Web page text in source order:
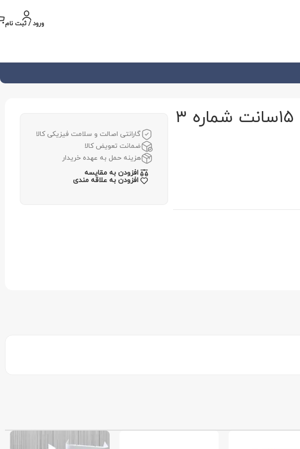
ورود / ثبت نام
گارانتی اصالت و سلامت فیزیکی کالا
ضمانت تعویض کالا
هزینه حمل به عهده خریدار
افزودن به مقایسه
افزودن به علاقه مندی